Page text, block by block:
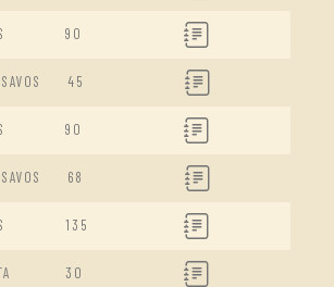
90
45
90
68
135
30